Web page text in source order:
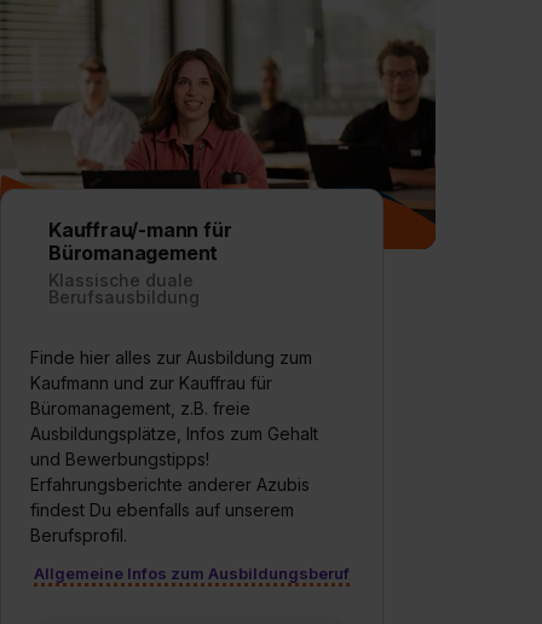
Kauffrau/-mann für
Büromanagement
Klassische duale
Berufsausbildung
Finde hier alles zur Ausbildung zum
Kaufmann und zur Kauffrau für
Büromanagement, z.B. freie
Ausbildungsplätze, Infos zum Gehalt
und Bewerbungstipps!
Erfahrungsberichte anderer Azubis
findest Du ebenfalls auf unserem
Berufsprofil.
Allgemeine Infos zum Ausbildungsberuf